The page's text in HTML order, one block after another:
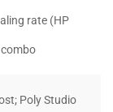
rate (HP
Poly Studio